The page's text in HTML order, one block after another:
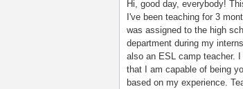
Hi, good day, everybody!
I've been teaching for 3
was assigned to the high
department during my
also an ESL camp teacher. I
that I am capable of being
based on my experience.